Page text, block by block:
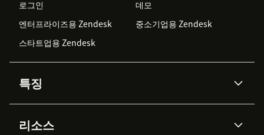
로그인
데모
엔터프라이즈용 Zendesk
중소기업용 Zendesk
스타트업용 Zendesk
특징
Zendesk AI
리소스